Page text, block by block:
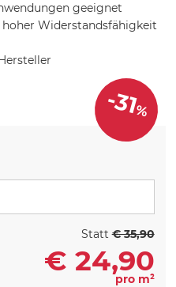
geeignet
Widerstandsfähigkeit
-31%
Statt€ 35,90
€ 24,90
pro m²